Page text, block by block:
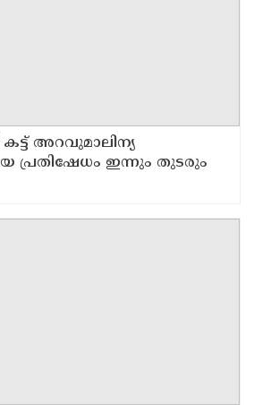
കട്ട് അറവുമാലിന്യ
പ്രതിഷേധം ഇന്നും തുടരും